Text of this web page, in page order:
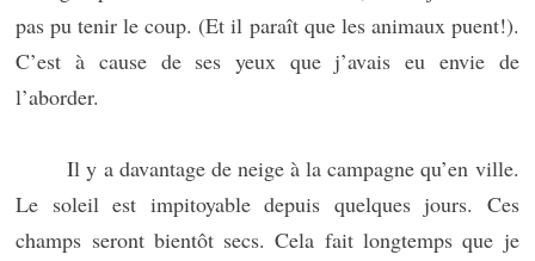
pas pu tenir le coup. (Et il paraît que les animaux puent!).
C’est à cause de ses yeux que j’avais eu envie de
l’aborder.
Il y a davantage de neige à la campagne qu’en ville.
Le soleil est impitoyable depuis quelques jours. Ces
champs seront bientôt secs. Cela fait longtemps que je